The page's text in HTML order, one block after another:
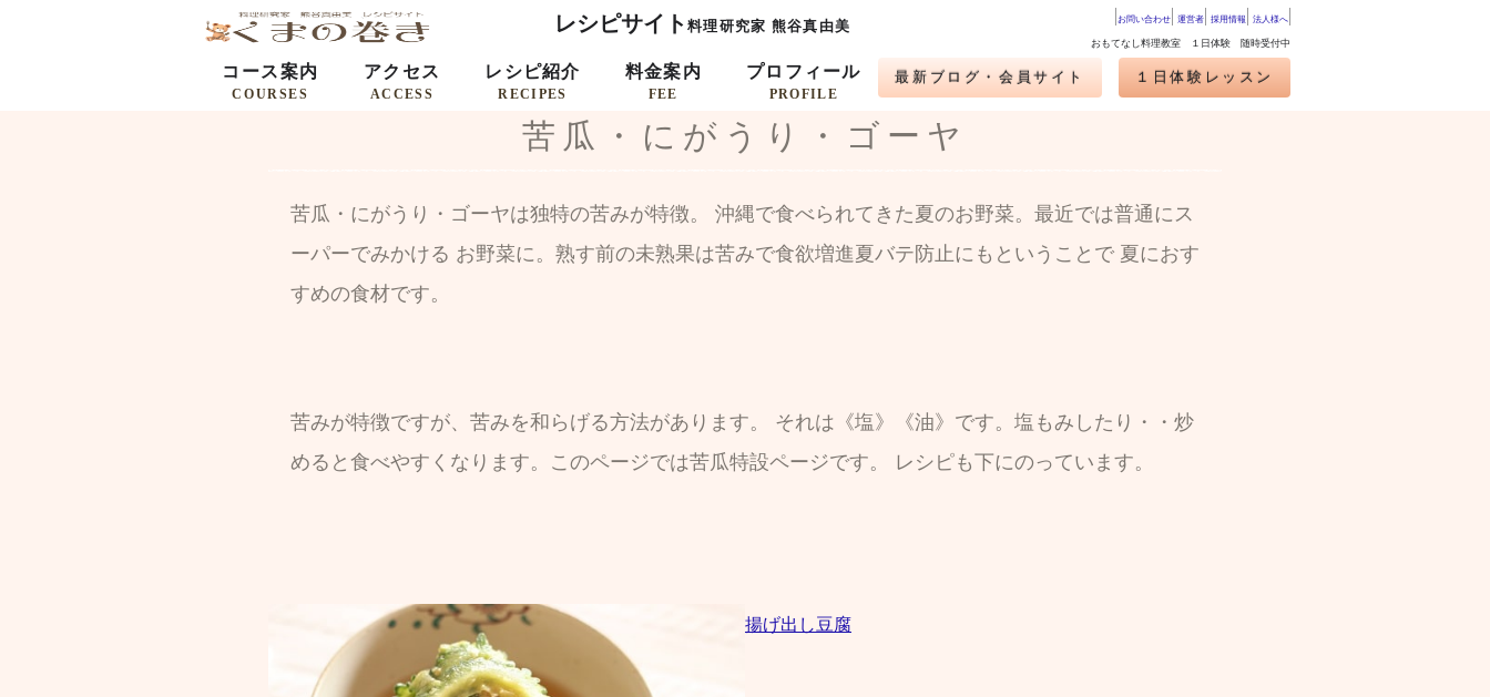
おもてなし料理教室 １日体験 随時受付中
１日体験レッスン
最新ブログ・会員サイト
レシピサイト 料理研究家 熊谷真由美 お問い合わせ 運営者 採用情報 法人様へ
コース案内
COURSES
アクセス
ACCESS
レシピ紹介
RECIPES
料金案内
FEE
プロフィール
PROFILE
苦瓜・にがうり・ゴーヤ
苦瓜・にがうり・ゴーヤは独特の苦みが特徴。 沖縄で食べられてきた夏のお野菜。最近では普通にス
ーパーでみかける お野菜に。熟す前の未熟果は苦みで食欲増進夏バテ防止にもということで 夏におす
すめの食材です。
苦みが特徴ですが、苦みを和らげる方法があります。 それは《塩》《油》です。塩もみしたり・・炒
めると食べやすくなります。このページでは苦瓜特設ページです。 レシピも下にのっています。
揚げ出し豆腐